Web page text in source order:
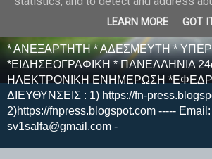
ΕΦΗΜΕΡΙΔΑ
* ΑΝΕΞΑΡΤΗΤΗ * ΑΔΕΣΜΕΥΤΗ *
*ΕΙΔΗΣΕΟΓΡΑΦΙΚΗ * ΠΑΝΕΛΛΗΝΙΑ
ΗΛΕΚΤΡΟΝΙΚΗ ΕΝΗΜΕΡΩΣΗ
ΔΙΕΥΘΥΝΣΕΙΣ : 1) https://fn-
2)https://fnpress.blogspot.com ----- Email:
sv1salfa@gmail.com -
LEARN MORE GOT